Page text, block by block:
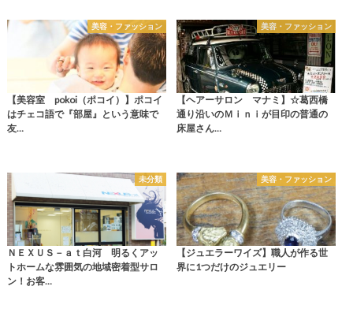
美容・ファッション
【美容室 pokoi（ポコイ）】ポコイ
はチェコ語で『部屋』という意味で
友…
美容・ファッション
【ヘアーサロン マナミ】☆葛西橋
通り沿いのＭｉｎｉが目印の普通の
床屋さん…
未分類
ＮＥＸＵＳ－ａｔ白河 明るくアッ
トホームな雰囲気の地域密着型サロ
ン！お客…
美容・ファッション
【ジュエラーワイズ】職人が作る世
界に1つだけのジュエリー